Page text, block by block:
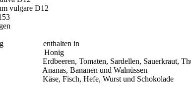
vulgareD12
enthalten in
Honig
Erdbeeren, Tomaten, Sardellen, Sauerkraut,
Ananas, Bananen und Walnüssen
Käse, Fisch, Hefe, Wurst und Schokolade